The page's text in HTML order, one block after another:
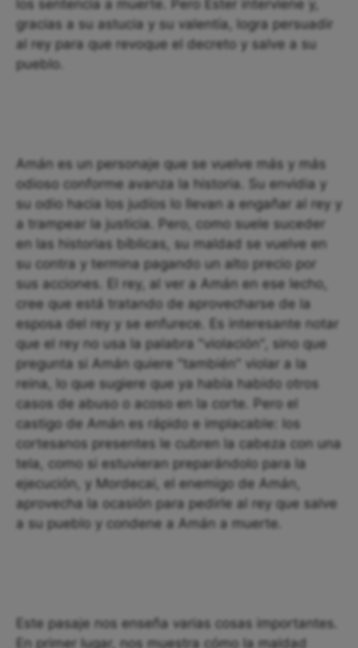
los sentencia a muerte. Pero Ester interviene y,
gracias a su astucia y su valentía, logra persuadir
al rey para que revoque el decreto y salve a su
pueblo.
Amán es un personaje que se vuelve más y más
odioso conforme avanza la historia. Su envidia y
su odio hacia los judíos lo llevan a engañar al rey y
a trampear la justicia. Pero, como suele suceder
en las historias bíblicas, su maldad se vuelve en
su contra y termina pagando un alto precio por
sus acciones. El rey, al ver a Amán en ese lecho,
cree que está tratando de aprovecharse de la
esposa del rey y se enfurece. Es interesante notar
que el rey no usa la palabra "violación", sino que
pregunta si Amán quiere "también" violar a la
reina, lo que sugiere que ya había habido otros
casos de abuso o acoso en la corte. Pero el
castigo de Amán es rápido e implacable: los
cortesanos presentes le cubren la cabeza con una
tela, como si estuvieran preparándolo para la
ejecución, y Mordecai, el enemigo de Amán,
aprovecha la ocasión para pedirle al rey que salve
a su pueblo y condene a Amán a muerte.
Este pasaje nos enseña varias cosas importantes.
En primer lugar, nos muestra cómo la maldad